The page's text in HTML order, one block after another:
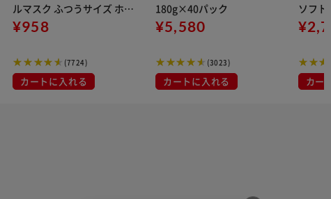
ルマスク ふつうサイズ ホワ
イト 大容量 DISPOSABLE
布
¥958
(7724)
カートに入れる
180g×40パック
¥5,580
(3023)
カートに入れる
ソフ
組) 5
カー